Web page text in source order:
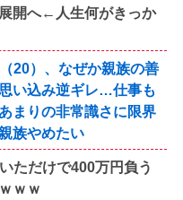
開へ←人生何がきっか
20）、なぜか親族の善
い込み逆ギレ…仕事も
まりの非常識さに限界
族やめたい
ただけで400万円負う
ｗｗ